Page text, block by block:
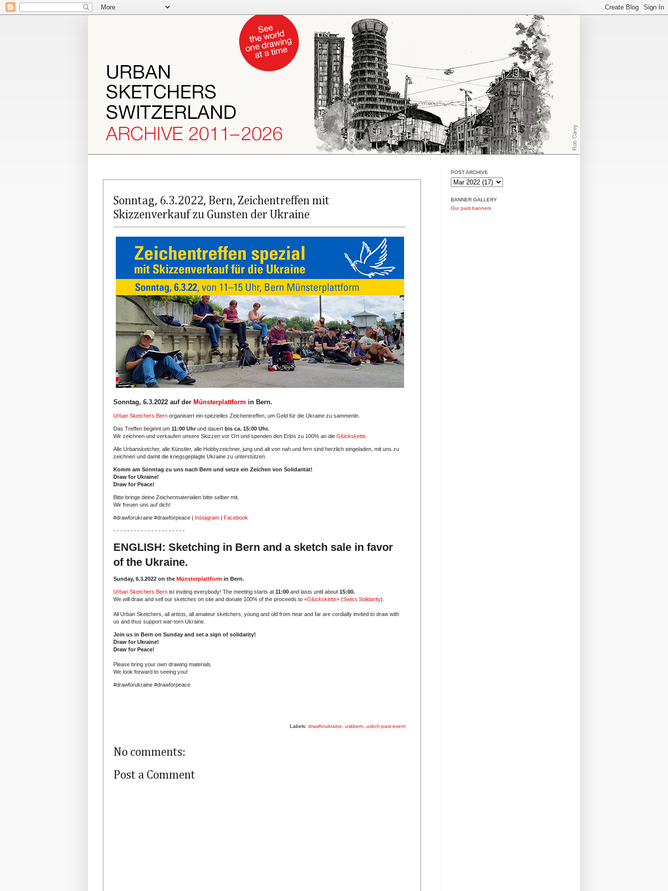
Sonntag, 6.3.2022, Bern, Zeichentreffen mit
Skizzenverkauf zu Gunsten der Ukraine
Sonntag, 6.3.2022 auf der Münsterplattform in Bern.
Urban Sketchers Bern organisiert ein spezielles Zeichentreffen, um Geld für die Ukraine zu sammenln.
Das Treffen beginnt um 11:00 Uhr und dauert bis ca. 15:00 Uhr.
Wir zeichnen und verkaufen unsere Skizzen vor Ort und spenden den Erlös zu 100% an die Glückskette.
Alle Urbansketcher, alle Künstler, alle Hobbyzeichner, jung und alt von nah und fern sind herzlich eingeladen, mit uns zu
zeichnen und damit die kriegsgeplagte Ukraine zu unterstützen.
Komm am Sonntag zu uns nach Bern und setze ein Zeichen von Solidarität!
Draw for Ukraine!
Draw for Peace!
Bitte bringe deine Zeichenmaterialien bitte selber mit.
Wir freuen uns auf dich!
#drawforukraine #drawforpeace | Instagram | Facebook
- - - - - - - - - - - - - - - - - - - - -
ENGLISH: Sketching in Bern and a sketch sale in favor
of the Ukraine.
Sunday, 6.3.2022 on the Münsterplattform in Bern.
Urban Sketchers Bern ist inviting everybody! The meeting starts at 11:00 and lasts until about 15:00.
We will draw and sell our sketches on site and donate 100% of the proceeds to «Glückskette» (Swiss Solidarity).
All Urban Sketchers, all artists, all amateur sketchers, young and old from near and far are cordially invited to draw with
us and thus support war-torn Ukraine.
Join us in Bern on Sunday and set a sign of solidarity!
Draw for Ukraine!
Draw for Peace!
Please bring your own drawing materials.
We look forward to seeing you!
#drawforukraine #drawforpeace
Labels: drawforukraine uskbern uskch-past-event
No comments:
Post a Comment
POST ARCHIVE
BANNER GALLERY
Our past banners